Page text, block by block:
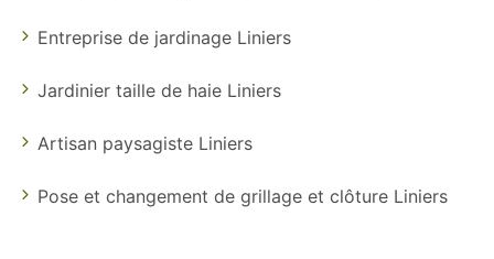
Entreprise de jardinage Liniers
Jardinier taille de haie Liniers
Artisan paysagiste Liniers
Pose et changement de grillage et clôture Liniers